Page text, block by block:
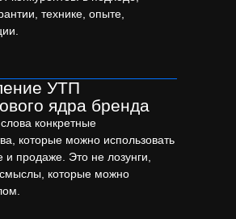
технике, опыте,
УТП
ядра бренда
конкретные
которые можно использовать
и продаже. Это не лозунги,
которые можно
платформ